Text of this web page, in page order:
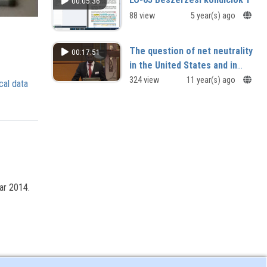
data
2014.
V. Országos Közlekedéstörténeti
Konferencia
88 view 5 year(s) ago
00:17:51
The question of net neutrality
in the United States and in
the European Union
324 view 11 year(s) ago